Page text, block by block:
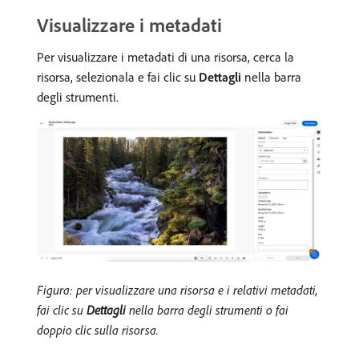
Visualizzare i metadati
Per visualizzare i metadati di una risorsa, cerca la
risorsa, selezionala e fai clic su Dettagli nella barra
degli strumenti.
Figura: per visualizzare una risorsa e i relativi metadati,
fai clic su Dettagli nella barra degli strumenti o fai
doppio clic sulla risorsa.